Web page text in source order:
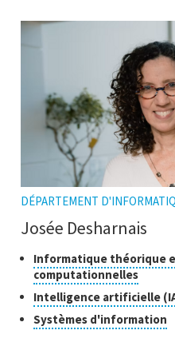
DÉPARTEMENT
Josée Desharnais
Classes
recherche
Informatique théorique
computationnellesCliquer
pour
ouvrir
Intelligence artificielle
Systèmes d'information